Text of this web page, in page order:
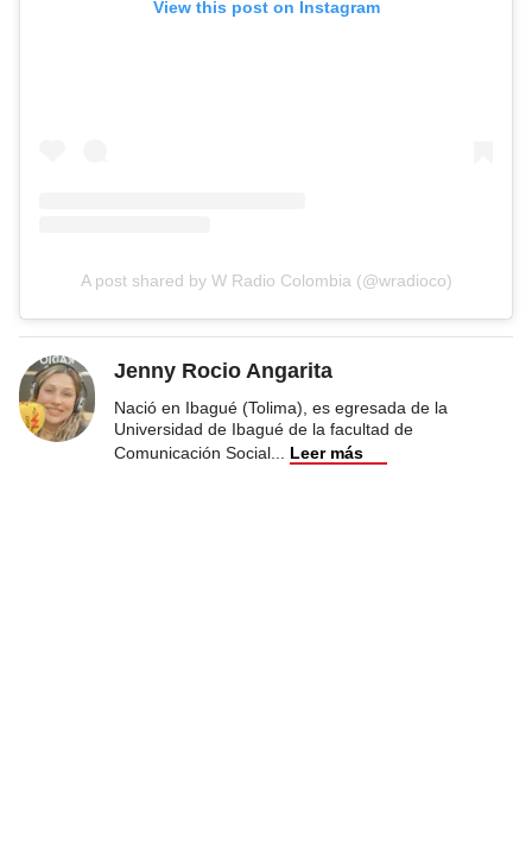
View this post on Instagram
A post shared by W Radio Colombia (@wradioco)
Jenny Rocio Angarita
Nació en Ibagué (Tolima), es egresada de la
Universidad de Ibagué de la facultad de
Comunicación Social
Leer más